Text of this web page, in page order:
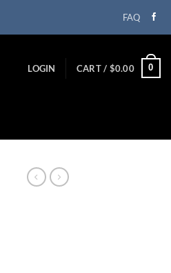
FAQ
LOGIN CART / $0.00 0